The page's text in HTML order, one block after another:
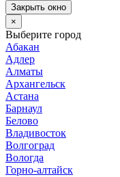
Закрыть окно
×
Выберите город
Абакан
Адлер
Алматы
Архангельск
Астана
Барнаул
Белово
Владивосток
Волгоград
Вологда
Горно-алтайск